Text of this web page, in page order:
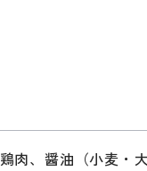
肉、醤油（小麦